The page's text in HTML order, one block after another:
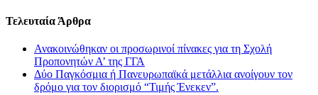
Τελευταία Άρθρα
Ανακοινώθηκαν οι προσωρινοί πίνακες για τη Σχολή
Προπονητών Α’ της ΓΓΑ
Δύο Παγκόσμια ή Πανευρωπαϊκά μετάλλια ανοίγουν τον
δρόμο για τον διορισμό “Τιμής Ένεκεν”.